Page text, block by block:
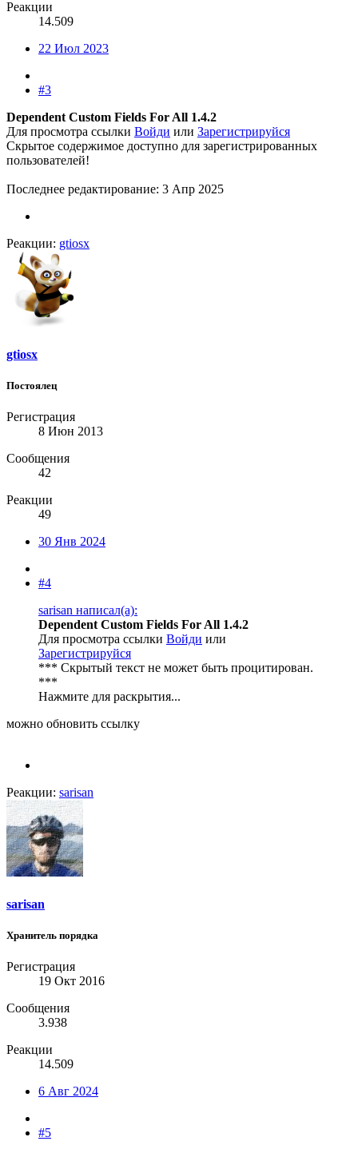
Реакции
14.509
22 Июл 2023
#3
Dependent Custom Fields For All 1.4.2
Для просмотра ссылки Войди или Зарегистрируйся
Скрытое содержимое доступно для зарегистрированных
пользователей!
Последнее редактирование: 3 Апр 2025
Реакции: gtiosx
gtiosx
Постоялец
Регистрация
8 Июн 2013
Сообщения
42
Реакции
49
30 Янв 2024
#4
sarisan написал(а):
Dependent Custom Fields For All 1.4.2
Для просмотра ссылки Войди или
Зарегистрируйся
*** Скрытый текст не может быть процитирован.
***
Нажмите для раскрытия...
можно обновить ссылку
Реакции: sarisan
sarisan
Хранитель порядка
Регистрация
19 Окт 2016
Сообщения
3.938
Реакции
14.509
6 Авг 2024
#5